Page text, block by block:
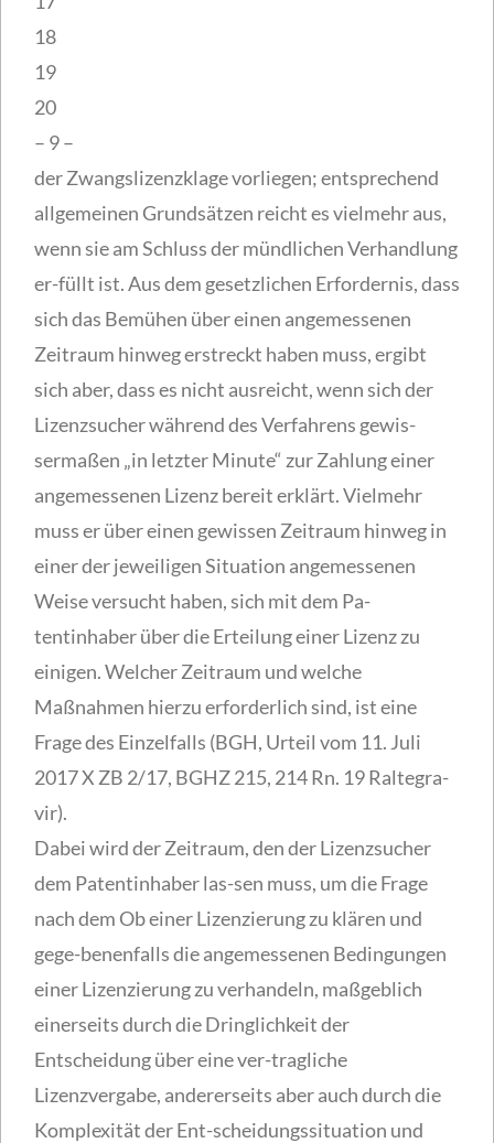
18
19
20
– 9 –
der Zwangslizenzklage vorliegen; entsprechend
allgemeinen Grundsätzen reicht es vielmehr aus,
wenn sie am Schluss der mündlichen Verhandlung
er-füllt ist. Aus dem gesetzlichen Erfordernis, dass
sich das Bemühen über einen angemessenen
Zeitraum hinweg erstreckt haben muss, ergibt
sich aber, dass es nicht ausreicht, wenn sich der
Lizenzsucher während des Verfahrens gewis-
sermaßen „in letzter Minute“ zur Zahlung einer
angemessenen Lizenz bereit erklärt. Vielmehr
muss er über einen gewissen Zeitraum hinweg in
einer der jeweiligen Situation angemessenen
Weise versucht haben, sich mit dem Pa-
tentinhaber über die Erteilung einer Lizenz zu
einigen. Welcher Zeitraum und welche
Maßnahmen hierzu erforderlich sind, ist eine
Frage des Einzelfalls (BGH, Urteil vom 11. Juli
2017 X ZB 2/17, BGHZ 215, 214 Rn. 19 Raltegra-
vir).
Dabei wird der Zeitraum, den der Lizenzsucher
dem Patentinhaber las-sen muss, um die Frage
nach dem Ob einer Lizenzierung zu klären und
gege-benenfalls die angemessenen Bedingungen
einer Lizenzierung zu verhandeln, maßgeblich
einerseits durch die Dringlichkeit der
Entscheidung über eine ver-tragliche
Lizenzvergabe, andererseits aber auch durch die
Komplexität der Ent-scheidungssituation und